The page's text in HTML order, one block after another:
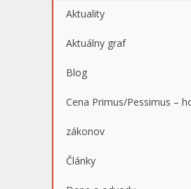
Aktuality
Aktuálny graf
Blog
Cena Primus/Pessimus –
zákonov
Články